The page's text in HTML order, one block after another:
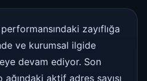
zayıflığa
ve kurumsal ilgide
devam ediyor. Son
aktif adres sayısı